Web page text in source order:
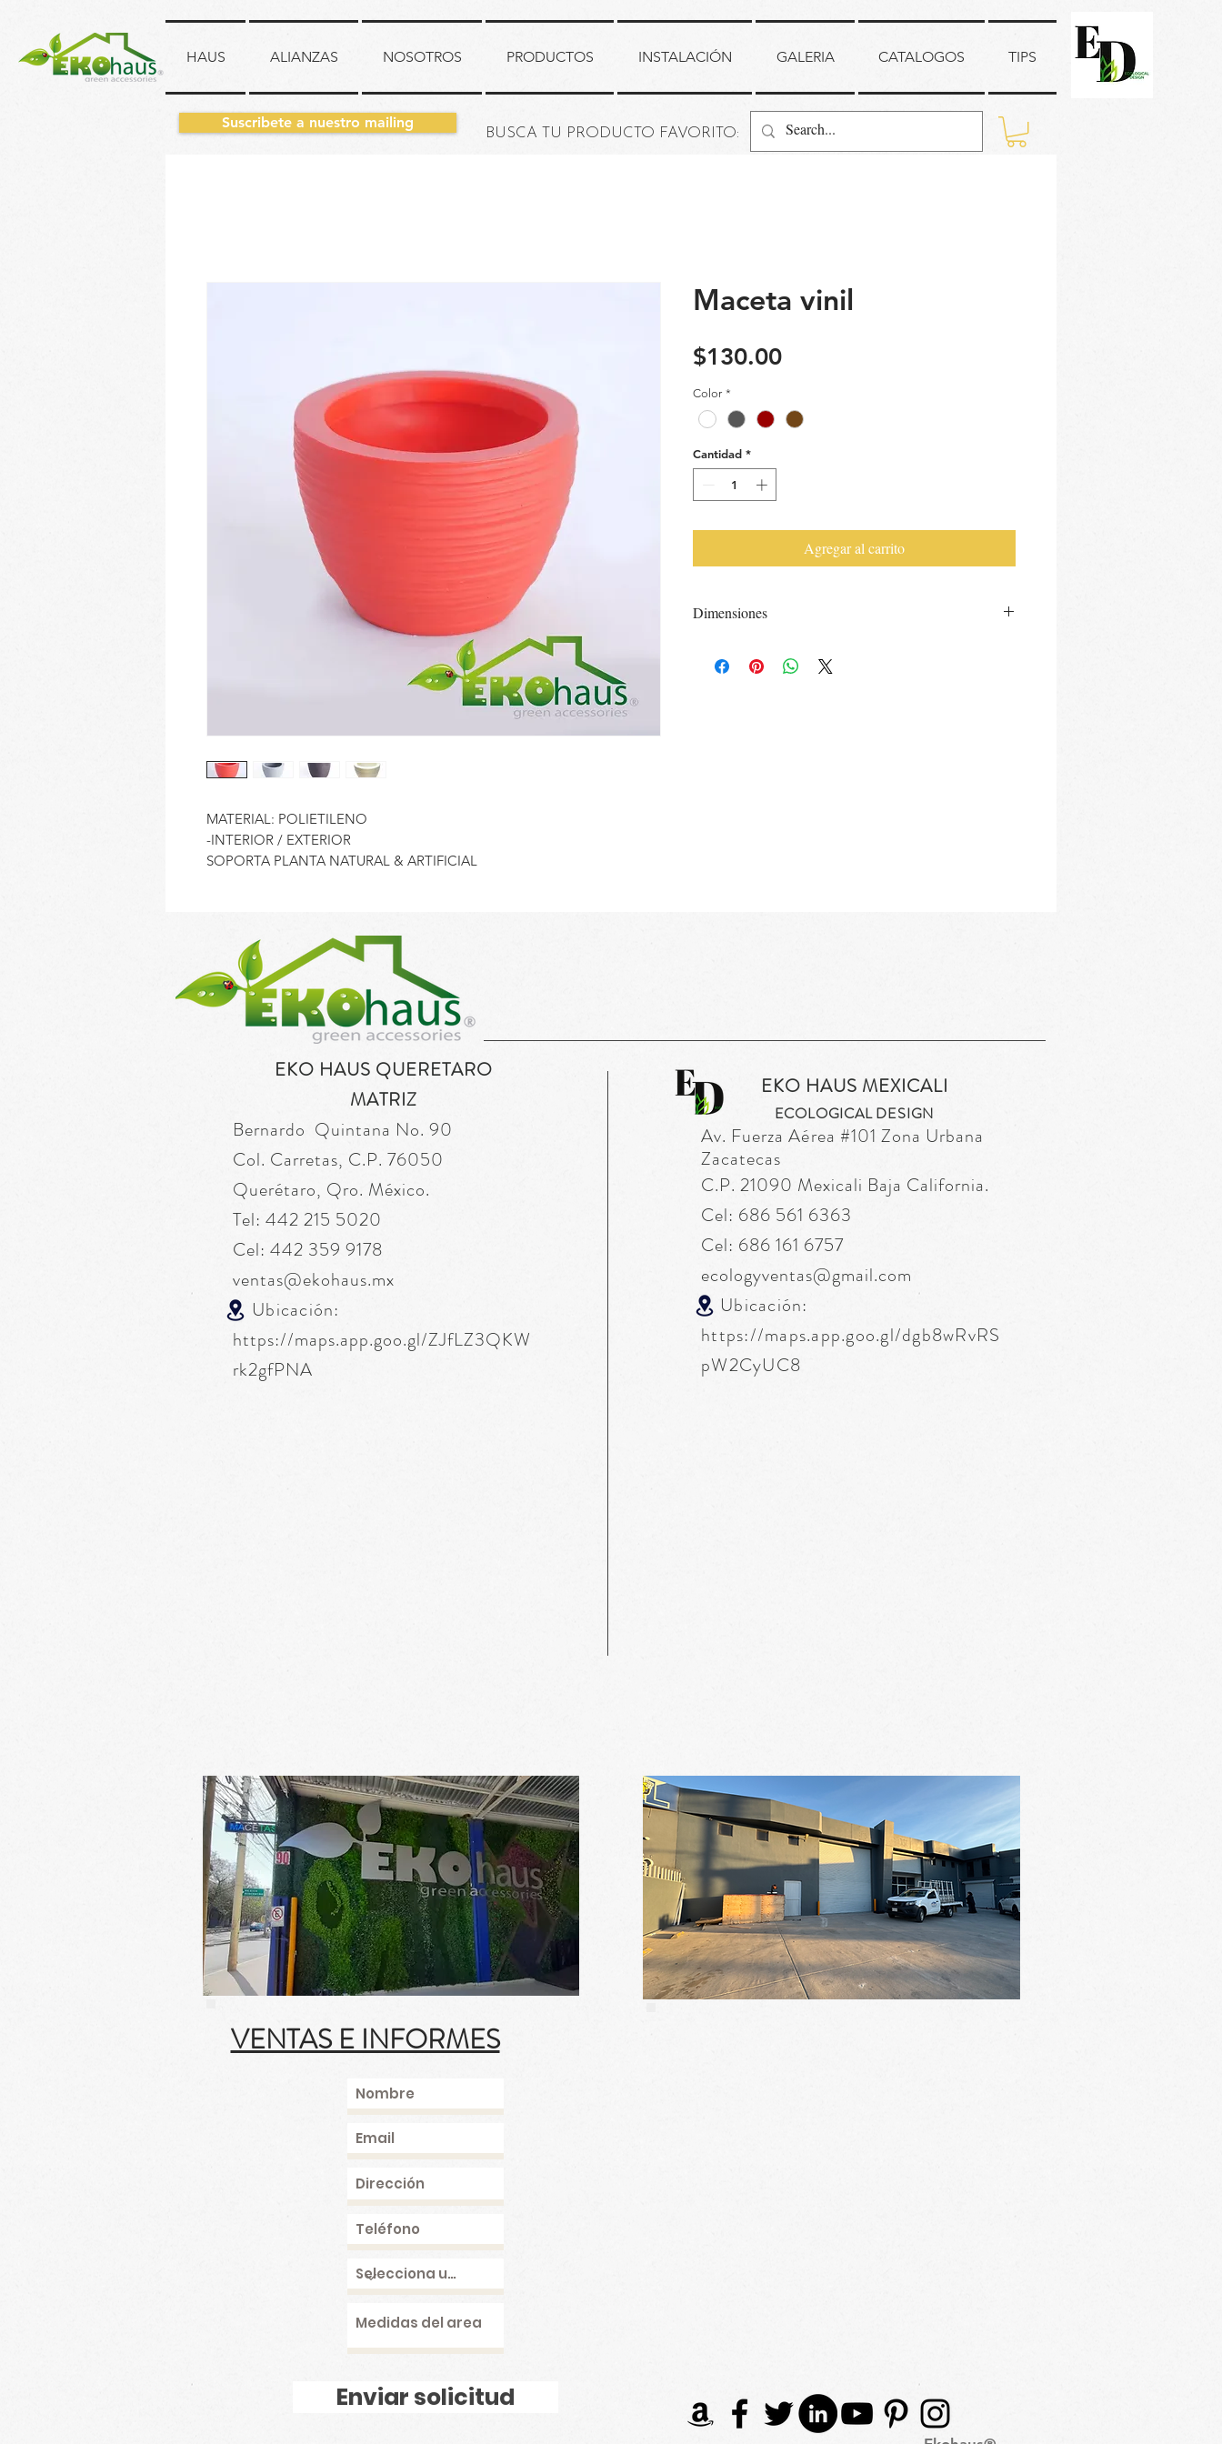
HAUS ALIANZAS NOSOTROS PRODUCTOS INSTALACIÓN GALERIA CATALOGOS TIPS
Suscribete a nuestro mailing
BUSCA TU PRODUCTO FAVORITO:
MATERIAL: POLIETILENO
-INTERIOR / EXTERIOR
SOPORTA PLANTA NATURAL & ARTIFICIAL
Maceta vinil
$130.00Precio
Color *
Cantidad *
Agregar al carrito
Dimensiones
Alto: 8.5 cm
EKO HAUS QUERETARO
MATRIZ
Bernardo Quintana No. 90
Col. Carretas, C.P. 76050
Querétaro, Qro. México.
Tel: 442 215 5020
Cel: 442 359 9178
ventas@ekohaus.mx
Ubicación:
https://maps.app.goo.gl/ZJfLZ3QKW
rk2gfPNA
EKO HAUS MEXICALI
ECOLOGICAL DESIGN
Av. Fuerza Aérea #101 Zona Urbana
Zacatecas
C.P. 21090 Mexicali Baja California.
Cel: 686 561 6363
Cel: 686 161 6757
ecologyventas@gmail.com
Ubicación:
https://maps.app.goo.gl/dgb8wRvRS
pW2CyUC8
VENTAS E INFORMES
Enviar solicitud